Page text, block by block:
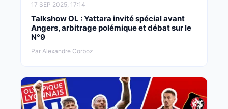
17 SEP 2025, 17:14
Talkshow OL : Yattara invité spécial avant
Angers, arbitrage polémique et débat sur le
N°9
Par Alexandre Corboz